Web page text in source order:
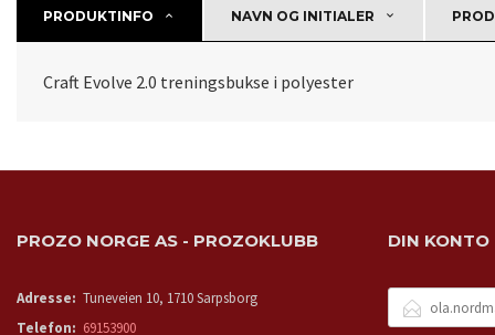
PRODUKTINFO NAVN OG INITIALER
Craft Evolve 2.0 treningsbukse i polyester
PROZO NORGE AS - PROZOKLUBB
Adresse: Tuneveien 10, 1710 Sarpsborg
Telefon: 69153900
DIN KONTO
POSTADRESSE